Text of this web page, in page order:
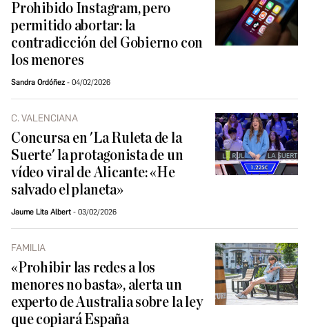
Prohibido Instagram, pero
permitido abortar: la
contradicción del Gobierno con
los menores
Sandra Ordóñez 04/02/2026
C. VALENCIANA
Concursa en 'La Ruleta de la
Suerte' la protagonista de un
vídeo viral de Alicante: «He
salvado el planeta»
Jaume Lita Albert 03/02/2026
FAMILIA
«Prohibir las redes a los
menores no basta», alerta un
experto de Australia sobre la ley
que copiará España